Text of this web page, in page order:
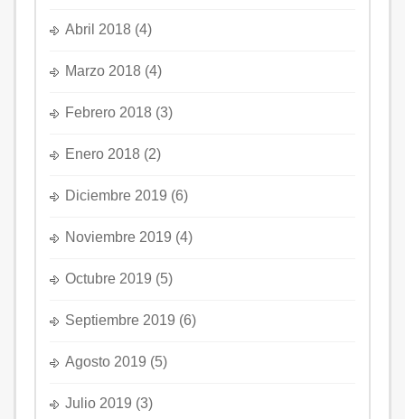
Abril 2018 (4)
Marzo 2018 (4)
Febrero 2018 (3)
Enero 2018 (2)
Diciembre 2019 (6)
Noviembre 2019 (4)
Octubre 2019 (5)
Septiembre 2019 (6)
Agosto 2019 (5)
Julio 2019 (3)